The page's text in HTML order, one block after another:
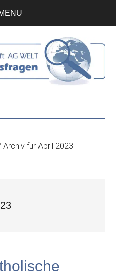
Archiv für April 2023